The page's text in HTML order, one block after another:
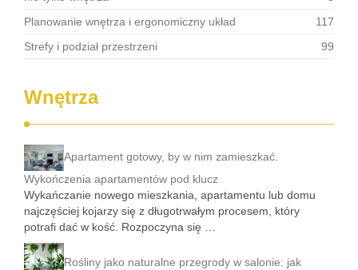
Planowanie wnętrza i ergonomiczny układ
117
Strefy i podział przestrzeni
99
Wnętrza
Apartament gotowy, by w nim zamieszkać.
Wykończenia apartamentów pod klucz
Wykańczanie nowego mieszkania, apartamentu lub domu
najczęściej kojarzy się z długotrwałym procesem, który
potrafi dać w kość. Rozpoczyna się …
Rośliny jako naturalne przegrody w salonie: jak